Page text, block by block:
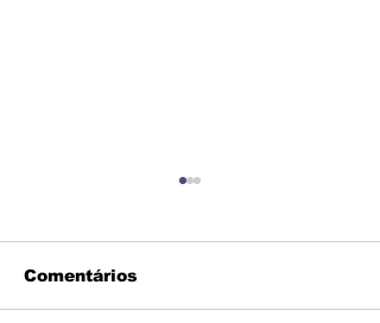
Comentários